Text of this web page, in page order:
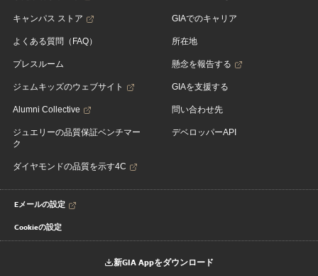
キャンパス ストア
よくある質問（FAQ）
プレスルーム
ジェムキッズのウェブサイト
Alumni Collective
ジュエリーの品質保証ベンチマー
ク
ダイヤモンドの品質を示す4C
GIAでのキャリア
所在地
懸念を報告する
GIAを支援する
問い合わせ先
デベロッパーAPI
Eメールの設定
Cookieの設定
新GIA Appをダウンロード